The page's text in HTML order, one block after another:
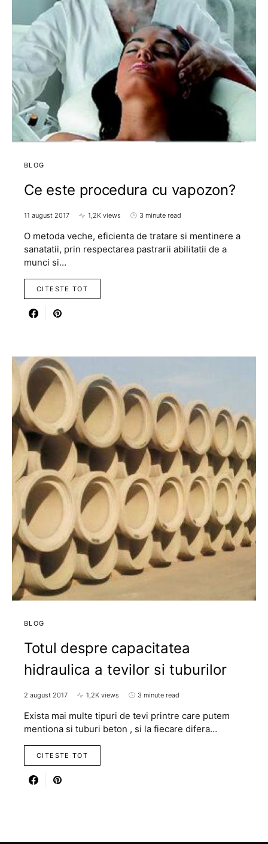
BLOG
Ce este procedura cu vapozon?
11 august 2017 1,2K views 3 minute read
O metoda veche, eficienta de tratare si mentinere a
sanatatii, prin respectarea pastrarii abilitatii de a
munci si…
CITESTE TOT
BLOG
Totul despre capacitatea
hidraulica a tevilor si tuburilor
2 august 2017 1,2K views 3 minute read
Exista mai multe tipuri de tevi printre care putem
mentiona si tuburi beton , si la fiecare difera…
CITESTE TOT